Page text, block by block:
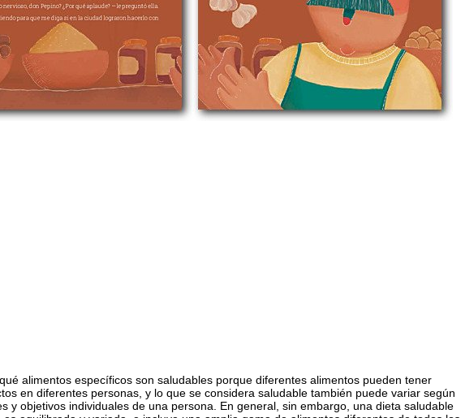
alimentos específicos son saludables porque diferentes alimentos pueden tener
en diferentes personas, y lo que se considera saludable también puede variar según
y objetivos individuales de una persona. En general, sin embargo, una dieta saludable